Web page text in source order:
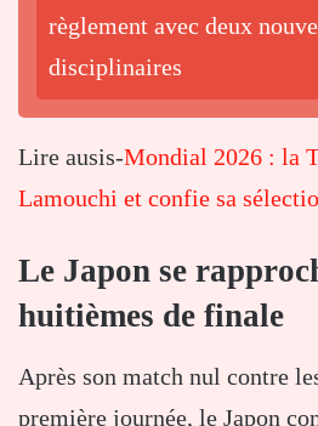
règlement avec deux
disciplinaires
Lire ausis-Mondial 2026 : la
Lamouchi et confie sa
Le Japon se
huitièmes de finale
Après son match nul contre
première journée, le Japon